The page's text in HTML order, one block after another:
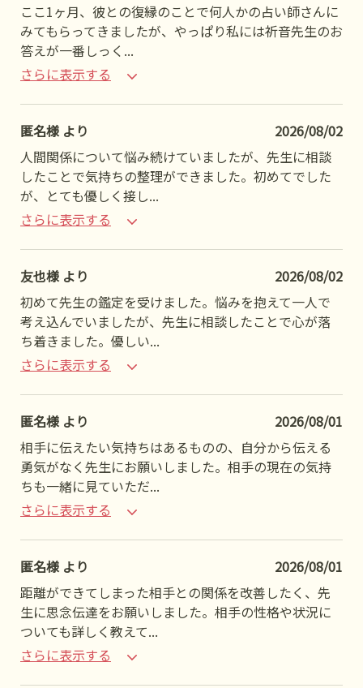
ここ1ヶ月、彼との復縁のことで何人かの占い師さんに
みてもらってきましたが、やっぱり私には祈音先生のお
答えが一番しっく ...
さらに表示する
匿名様 より
2026/08/02
人間関係について悩み続けていましたが、先生に相談
したことで気持ちの整理ができました。初めてでした
が、とても優しく接し...
さらに表示する
友也様 より
2026/08/02
初めて先生の鑑定を受けました。悩みを抱えて一人で
考え込んでいましたが、先生に相談したことで心が落
ち着きました。優しい...
さらに表示する
匿名様 より
2026/08/01
相手に伝えたい気持ちはあるものの、自分から伝える
勇気がなく先生にお願いしました。相手の現在の気持
ちも一緒に見ていただ...
さらに表示する
匿名様 より
2026/08/01
距離ができてしまった相手との関係を改善したく、先
生に思念伝達をお願いしました。相手の性格や状況に
ついても詳しく教えて...
さらに表示する